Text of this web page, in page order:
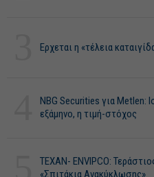
Ερχεται η «τέλεια
NBG Securities για Metlen:
εξάμηνο, η τιμή-στόχος
ΤΕΧΑΝ- ENVIPCO:
«Σπιτάκια Ανακύκλωσης»